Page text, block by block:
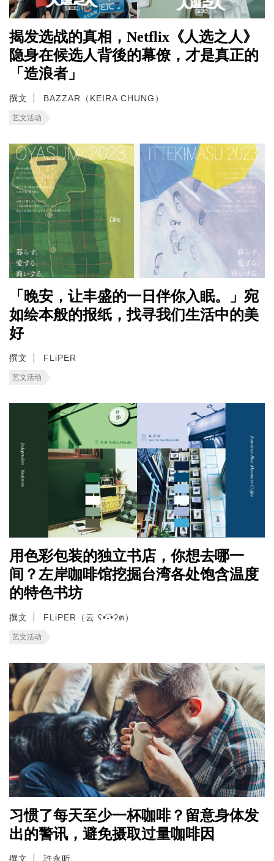
揭发选战的真相，Netflix《人选之人》
隐身在候选人背後的幕僚，才是真正的
「造浪者」
撰文 BAZZAR（KEIRA CHUNG）
艺文活动
「晚安，让丰盛的一日伴你入眠。」宛
如绘本般的报纸，找寻我们生活中的美
好
撰文 FLiPER
艺文活动
用色彩包装的独立书店，你想去哪一
间？左岸咖啡馆挖掘台湾各处饱含温度
的特色书坊
撰文 FLiPER（云 ʕ•͡-•ʔฅ）
艺文活动
习惯了每天至少一杯咖啡？留意身体发
出的警讯，避免摄取过量咖啡因
撰文 許永昕